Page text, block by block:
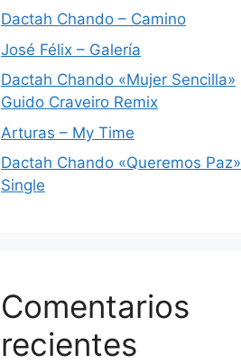
Dactah Chando – Camino
José Félix – Galería
Dactah Chando «Mujer Sencilla»
Guido Craveiro Remix
Arturas – My Time
Dactah Chando «Queremos Paz»
Single
Comentarios
recientes